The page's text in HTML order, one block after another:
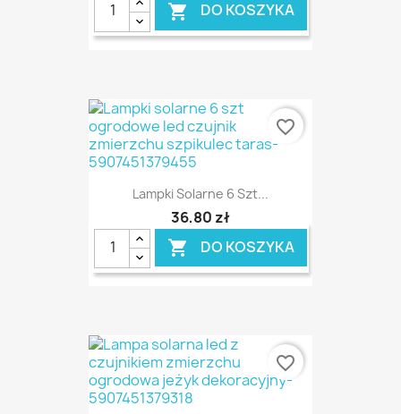
 DO KOSZYKA
Lampki Solarne 6 Szt...
36,80 zł
 DO KOSZYKA
favorite_border
favorite_border